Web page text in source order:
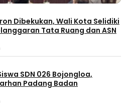
Dibekukan, Wali Kota Selidiki
Tata Ruang dan ASN
SDN 026 Bojongloa,
Padang Badan